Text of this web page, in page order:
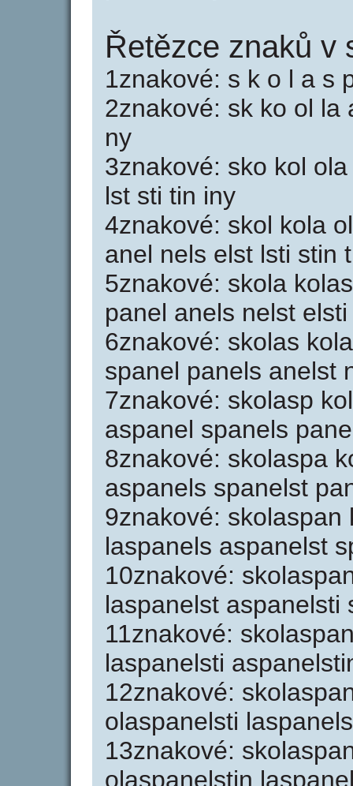
Řetězce znaků v
1znakové: s k o l a s
2znakové: sk ko ol la
ny
3znakové: sko kol
lst sti tin iny
4znakové: skol kola
anel nels elst lsti stin
5znakové: skola
panel anels nelst
6znakové: skolas
spanel panels anelst
7znakové: skolasp
aspanel spanels
8znakové: skolaspa
aspanels spanelst
9znakové:
laspanels aspanelst
10znakové:
laspanelst aspanelsti
11znakové:
laspanelsti
12znakové:
olaspanelsti
13znakové:
olaspanelstin